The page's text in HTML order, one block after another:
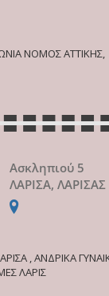
ΝΟΜΟΣ ΑΤΤΙΚΗΣ,
Ασκληπιού 5
ΛΑΡΙΣΑ, ΛΑΡΙΣΑΣ
, ΑΝΔΡΙΚΑ
ΛΑΡΙΣ